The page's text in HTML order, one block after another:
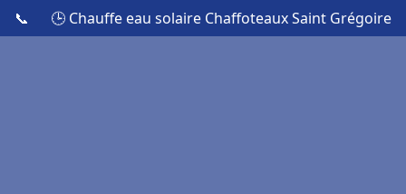
📞 🕒 Chauffe eau solaire Chaffoteaux Saint Grégoire